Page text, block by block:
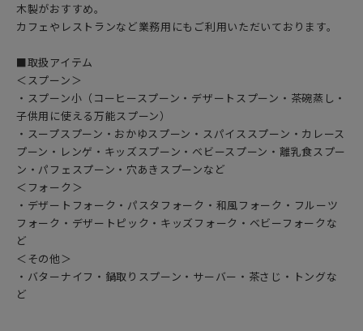
木製がおすすめ。
カフェやレストランなど業務用にもご利用いただいております。
■取扱アイテム
＜スプーン＞
・スプーン小（コーヒースプーン・デザートスプーン・茶碗蒸し・
子供用に使える万能スプーン）
・スープスプーン・おかゆスプーン・スパイススプーン・カレース
プーン・レンゲ・キッズスプーン・ベビースプーン・離乳食スプー
ン・パフェスプーン・穴あきスプーンなど
＜フォーク＞
・デザートフォーク・パスタフォーク・和風フォーク・フルーツ
フォーク・デザートピック・キッズフォーク・ベビーフォークな
ど
＜その他＞
・バターナイフ・鍋取りスプーン・サーバー・茶さじ・トングな
ど